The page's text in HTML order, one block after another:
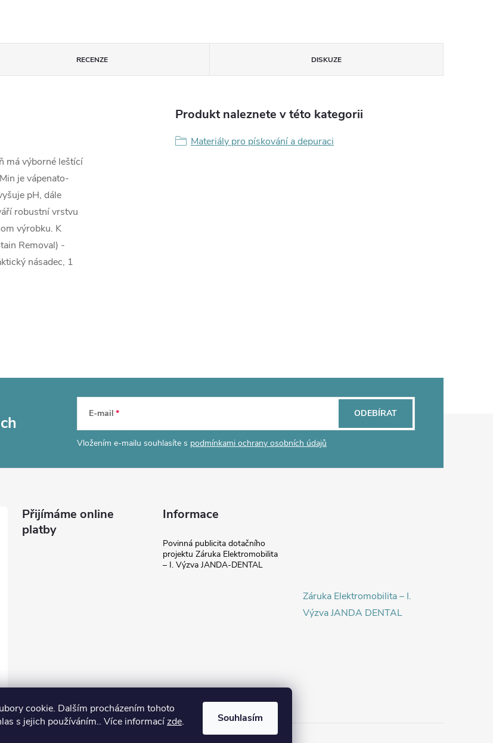
cookie. Dalším procházením tohoto
s jejich používáním.. Více informacízde. Souhlasím
RECENZE DISKUZE
má výborné leštící
je vápenato-
pH, dále
robustní vrstvu
výrobku. K
Removal) -
násadec, 1
Produkt naleznete v této kategorii
Materiály pro pískování a depuraci
E-mail
Vložením e-mailu souhlasíte s podmínkami ochrany osobních údajů
ODEBÍRAT
Přijímáme online
platby
Informace
Povinná publicita dotačního
projektu Záruka Elektromobilita
– I. Výzva JANDA-DENTAL
Záruka Elektromobilita – I.
Výzva JANDA DENTAL